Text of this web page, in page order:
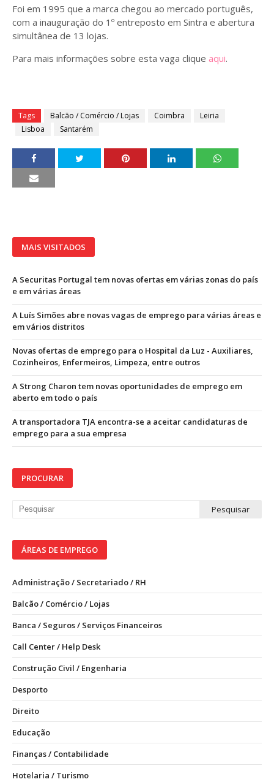
Foi em 1995 que a marca chegou ao mercado português,
com a inauguração do 1º entreposto em Sintra e abertura
simultânea de 13 lojas.
Para mais informações sobre esta vaga clique aqui.
Tags Balcão / Comércio / Lojas Coimbra
Leiria
Lisboa
Santarém
MAIS VISITADOS
A Securitas Portugal tem novas ofertas em várias zonas do país
e em várias áreas
A Luís Simões abre novas vagas de emprego para várias áreas e
em vários distritos
Novas ofertas de emprego para o Hospital da Luz - Auxiliares,
Cozinheiros, Enfermeiros, Limpeza, entre outros
A Strong Charon tem novas oportunidades de emprego em
aberto em todo o país
A transportadora TJA encontra-se a aceitar candidaturas de
emprego para a sua empresa
PROCURAR
ÁREAS DE EMPREGO
Administração / Secretariado / RH
Balcão / Comércio / Lojas
Banca / Seguros / Serviços Financeiros
Call Center / Help Desk
Construção Civil / Engenharia
Desporto
Direito
Educação
Finanças / Contabilidade
Hotelaria / Turismo